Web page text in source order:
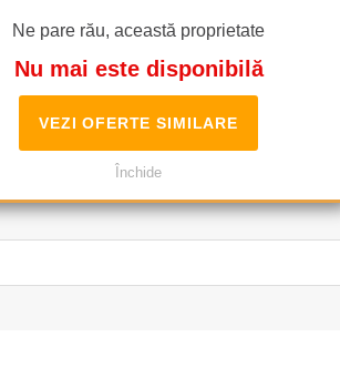
Ne pare rău, această proprietate
Nu mai este disponibilă
VEZI OFERTE SIMILARE
Închide